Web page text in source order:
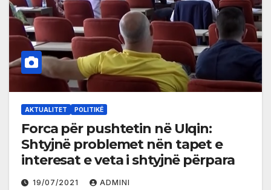
AKTUALITET POLITIKË
Forca për pushtetin në Ulqin:
Shtyjnë problemet nën tapet e
interesat e veta i shtyjnë përpara
19/07/2021 ADMINI